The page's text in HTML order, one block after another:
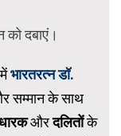
भारतरत्न डॉ.
सम्मान के साथ
औरदलितोंके